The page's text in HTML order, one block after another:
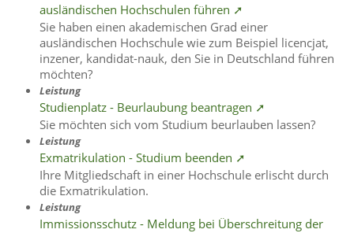
ausländischen Hochschulen führen ➚
Sie haben einen akademischen Grad einer
ausländischen Hochschule wie zum Beispiel licencjat,
inzener, kandidat-nauk, den Sie in Deutschland führen
möchten?
Leistung
Studienplatz - Beurlaubung beantragen ➚
Sie möchten sich vom Studium beurlauben lassen?
Leistung
Exmatrikulation - Studium beenden ➚
Ihre Mitgliedschaft in einer Hochschule erlischt durch
die Exmatrikulation.
Leistung
Immissionsschutz - Meldung bei Überschreitung der